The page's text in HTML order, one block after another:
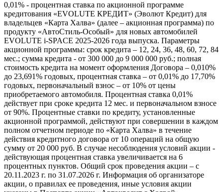
0,01% - процентная ставка по акционной программе
кредитования «EVOLUTE КРЕДИТ» (Эволют Кредит) для
владельцев «Карта Халва» (далее – акционная программа) по
продукту «АвтоСтиль-Особый» для новых автомобилей
EVOLUTE i-SPACE 2025-2026 года выпуска. Параметры
акционной программы: срок кредита – 12, 24, 36, 48, 60, 72, 84
мес.; сумма кредита - от 300 000 до 9 000 000 руб.; полная
стоимость кредита на момент оформления Договора – 0,010%
до 23,691% годовых, процентная ставка – от 0,01% до 17,70%
годовых, первоначальный взнос – от 10% от цены
приобретаемого автомобиля. Процентная ставка 0,01%
действует при сроке кредита 12 мес. и первоначальном взносе
от 90%. Процентные ставки по кредиту, установленные
акционной программой, действуют при совершении в каждом
полном отчетном периоде по «Карта Халва» в течение
действия кредитного договора от 10 операций на общую
сумму от 20 000 руб. В случае несоблюдения условий акции -
действующая процентная ставка увеличивается на 6
процентных пунктов. Общий срок проведения акции – с
20.11.2023 г. по 31.07.2026 г. Информация об организаторе
акции, о правилах ее проведения, иные условия акции